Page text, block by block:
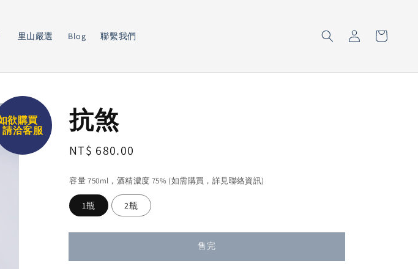
里山嚴選 Blog 聯繫我們
欲購買
請洽客服
抗煞
Regular
NT$ 680.00
容量 750ml，酒精濃度 75% (如需購買，詳見聯絡資訊)
1瓶 2瓶
售完